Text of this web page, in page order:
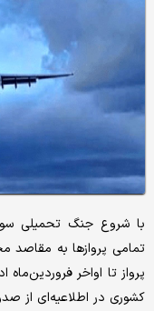
تمامی پروازها به
پرواز تا اواخر